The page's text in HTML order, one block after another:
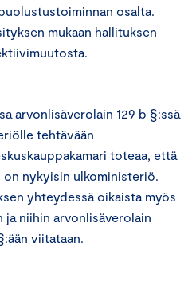
osalta.
mukaan hallituksen
arvonlisäverolain 129 b §:ssä
tehtävään
toteaa, että
nykyisin ulkoministeriö.
yhteydessä oikaista myös
ja niihin arvonlisäverolain
viitataan.